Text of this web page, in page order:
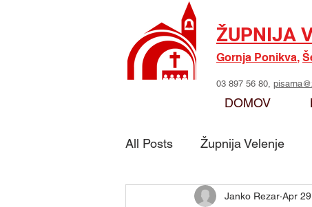
ŽUPNIJA
Gornja Ponikva,
03 897 56 80,
DOMOV
All Posts Župnija Velenje
Skupina - Možje sv. Jožefa
Janko Rezar Apr